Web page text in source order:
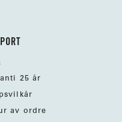
25 år
av ordre